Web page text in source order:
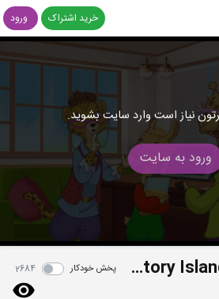
خرید اشتراک ورود
نیاز است وارد سایت بشوید.
ورود به سایت
S02E08 - Story Island - The New Toy پخش خودکار 2684